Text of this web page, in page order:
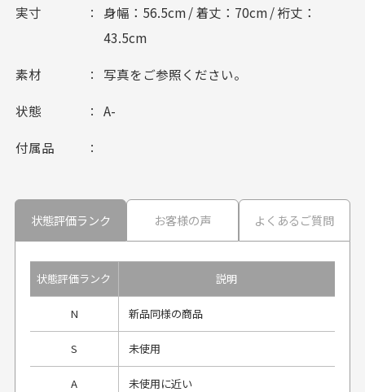
実寸
身幅：56.5cm / 着丈：70cm / 裄丈：
43.5cm
素材 写真をご参照ください。
状態 A-
付属品
状態評価ランク お客様の声 よくあるご質問
状態評価ランク 説明
N 新品同様の商品
S 未使用
A 未使用に近い